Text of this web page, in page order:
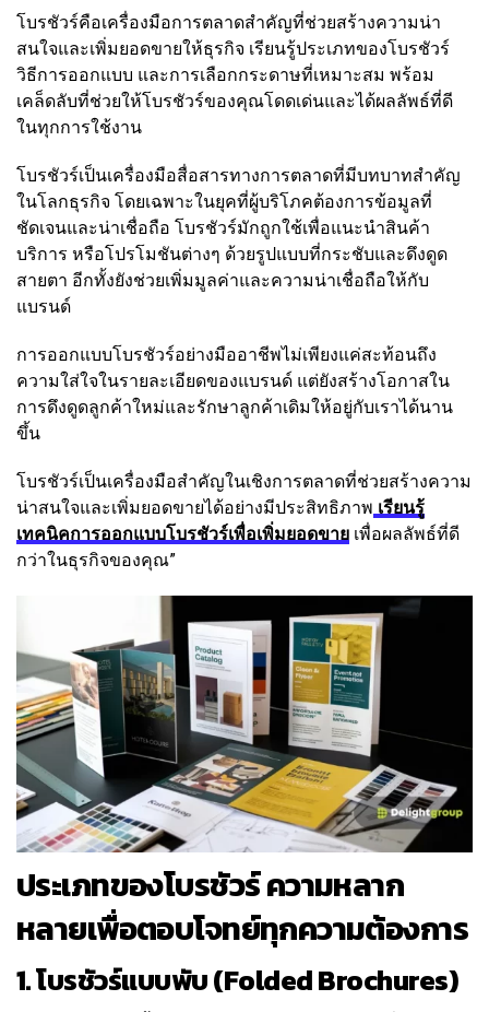
โบรชัวร์คือเครื่องมือการตลาดสำคัญที่ช่วยสร้างความน่า
สนใจและเพิ่มยอดขายให้ธุรกิจ เรียนรู้ประเภทของโบรชัวร์
วิธีการออกแบบ และการเลือกกระดาษที่เหมาะสม พร้อม
เคล็ดลับที่ช่วยให้โบรชัวร์ของคุณโดดเด่นและได้ผลลัพธ์ที่ดี
ในทุกการใช้งาน
โบรชัวร์เป็นเครื่องมือสื่อสารทางการตลาดที่มีบทบาทสำคัญ
ในโลกธุรกิจ โดยเฉพาะในยุคที่ผู้บริโภคต้องการข้อมูลที่
ชัดเจนและน่าเชื่อถือ โบรชัวร์มักถูกใช้เพื่อแนะนำสินค้า
บริการ หรือโปรโมชันต่างๆ ด้วยรูปแบบที่กระชับและดึงดูด
สายตา อีกทั้งยังช่วยเพิ่มมูลค่าและความน่าเชื่อถือให้กับ
แบรนด์
การออกแบบโบรชัวร์อย่างมืออาชีพไม่เพียงแค่สะท้อนถึง
ความใส่ใจในรายละเอียดของแบรนด์ แต่ยังสร้างโอกาสใน
การดึงดูดลูกค้าใหม่และรักษาลูกค้าเดิมให้อยู่กับเราได้นาน
ขึ้น
โบรชัวร์เป็นเครื่องมือสำคัญในเชิงการตลาดที่ช่วยสร้างความ
น่าสนใจและเพิ่มยอดขายได้อย่างมีประสิทธิภาพ เรียนรู้
เทคนิคการออกแบบโบรชัวร์เพื่อเพิ่มยอดขาย เพื่อผลลัพธ์ที่ดี
กว่าในธุรกิจของคุณ”
ประเภทของโบรชัวร์ ความหลาก
หลายเพื่อตอบโจทย์ทุกความต้องการ
1. โบรชัวร์แบบพับ (Folded Brochures)